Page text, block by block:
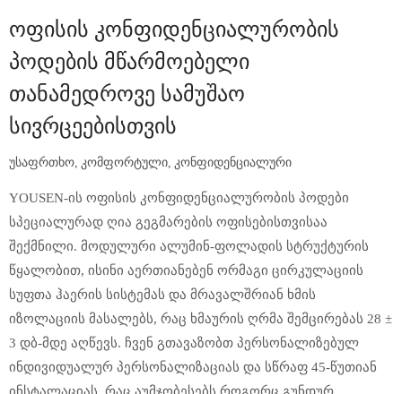
Ოფისის Კონფიდენციალურობის
Პოდების Მწარმოებელი
Თანამედროვე Სამუშაო
Სივრცეებისთვის
უსაფრთხო, კომფორტული, კონფიდენციალური
YOUSEN-ის ოფისის კონფიდენციალურობის პოდები
სპეციალურად ღია გეგმარების ოფისებისთვისაა
შექმნილი. მოდულური ალუმინ-ფოლადის სტრუქტურის
წყალობით, ისინი აერთიანებენ ორმაგი ცირკულაციის
სუფთა ჰაერის სისტემას და მრავალშრიან ხმის
იზოლაციის მასალებს, რაც ხმაურის ღრმა შემცირებას 28 ±
3 დბ-მდე აღწევს. ჩვენ გთავაზობთ პერსონალიზებულ
ინდივიდუალურ პერსონალიზაციას და სწრაფ 45-წუთიან